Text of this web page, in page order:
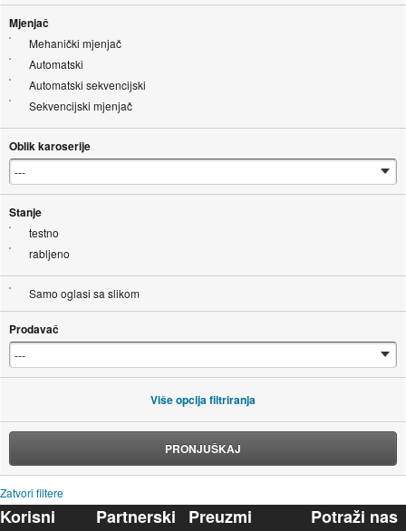
Mjenjač
Mehanički mjenjač
Automatski
Automatski sekvencijski
Sekvencijski mjenjač
Oblik karoserije
Stanje
testno
rabljeno
Samo oglasi sa slikom
Prodavač
Više opcija filtriranja
PRONJUŠKAJ
Zatvori filtere
Korisni
Partnerski
Preuzmi
Potraži nas